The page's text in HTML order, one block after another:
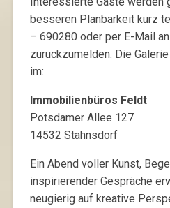
besseren Planbarkeit kurz
– 690280 oder per E-Mail
zurückzumelden. Die
im:
Immobilienbüros Feldt
Potsdamer Allee 127
14532 Stahnsdorf
Ein Abend voller Kunst,
inspirierender Gespräche
neugierig auf kreative